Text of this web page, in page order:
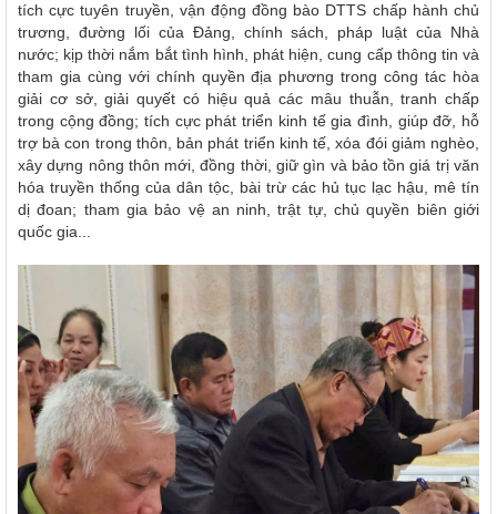
tích cực tuyên truyền, vận động đồng bào DTTS chấp hành chủ
trương, đường lối của Đảng, chính sách, pháp luật của Nhà
nước; kịp thời nắm bắt tình hình, phát hiện, cung cấp thông tin và
tham gia cùng với chính quyền địa phương trong công tác hòa
giải cơ sở, giải quyết có hiệu quả các mâu thuẫn, tranh chấp
trong cộng đồng; tích cực phát triển kinh tế gia đình, giúp đỡ, hỗ
trợ bà con trong thôn, bản phát triển kinh tế, xóa đói giảm nghèo,
xây dựng nông thôn mới, đồng thời, giữ gìn và bảo tồn giá trị văn
hóa truyền thống của dân tộc, bài trừ các hủ tục lạc hậu, mê tín
dị đoan; tham gia bảo vệ an ninh, trật tự, chủ quyền biên giới
quốc gia...